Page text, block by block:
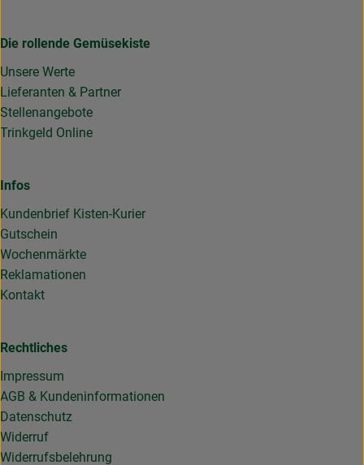
Die rollende Gemüsekiste
Unsere Werte
Lieferanten & Partner
Stellenangebote
Trinkgeld Online
Infos
Kundenbrief Kisten-Kurier
Gutschein
Wochenmärkte
Reklamationen
Kontakt
Rechtliches
Impressum
AGB & Kundeninformationen
Datenschutz
Widerruf
Widerrufsbelehrung